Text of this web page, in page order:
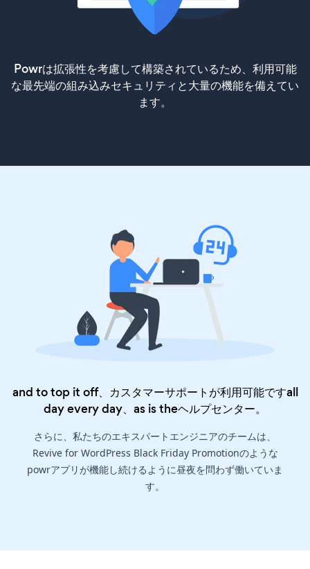
Powrは拡張性を考慮して構築されているため、利用可能
な最先端の組み込みセキュリティと大量の機能を備えてい
ます。
and to top it off、カスタマーサポートが利用可能ですall
day every day、as is theヘルプセンター。
さらに、私たちのエキスパートエンジニアのチームは、
Revive for WordPress Black Friday Promotionのような
powrアプリが機能し続けるように昼夜を問わず働いていま
す。